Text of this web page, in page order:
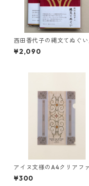
西田香代子の縄文てぬぐ
トゥプ （赤とベージュ）２
染め
¥2,090
アイヌ文様のA4クリアフ
ル カンナ スイ エク ハニ
レー）
¥300